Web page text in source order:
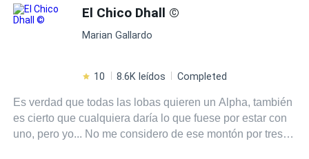
Fritz, el gato, le trajo mala suerte? O es que la vida le
jugaría un número a este CEO y le daría la lección de su
vida y un nuevo amor, la loca de los gatos: Abigaíl Lane.
El Chico Dhall ©
Marian Gallardo
10 8.6K leídos Completed
Es verdad que todas las lobas quieren un Alpha, también
es cierto que cualquiera daría lo que fuese por estar con
uno, pero yo... No me considero de ese montón por tres